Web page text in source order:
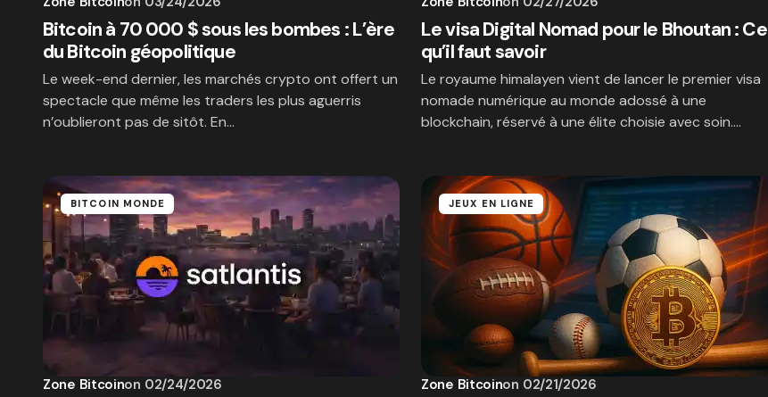
Bitcoin à 70 000 $ sous les bombes : L’ère
du Bitcoin géopolitique
Le week-end dernier, les marchés crypto ont offert un
spectacle que même les traders les plus aguerris
n’oublieront pas de sitôt. En…
Le visa Digital Nomad pour le Bhoutan : Ce
qu’il faut savoir
Le royaume himalayen vient de lancer le premier visa
nomade numérique au monde adossé à une
blockchain, réservé à une élite choisie avec soin.…
BITCOIN MONDE
Zone Bitcoinon 02/24/2026
JEUX EN LIGNE
Zone Bitcoinon 02/21/2026